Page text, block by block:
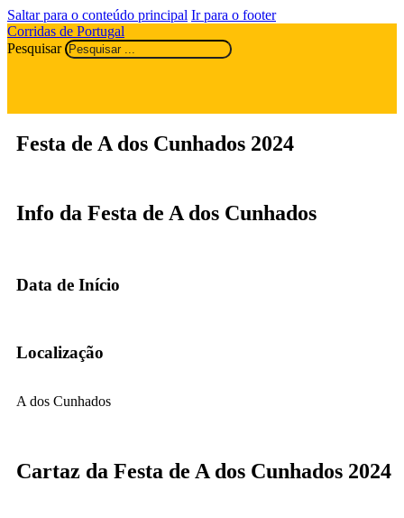
Saltar para o conteúdo principal Ir para o footer
Corridas de Portugal
Pesquisar
Festa de A dos Cunhados 2024
Info da Festa de A dos Cunhados
Data de Início
Localização
A dos Cunhados
Cartaz da Festa de A dos Cunhados 2024